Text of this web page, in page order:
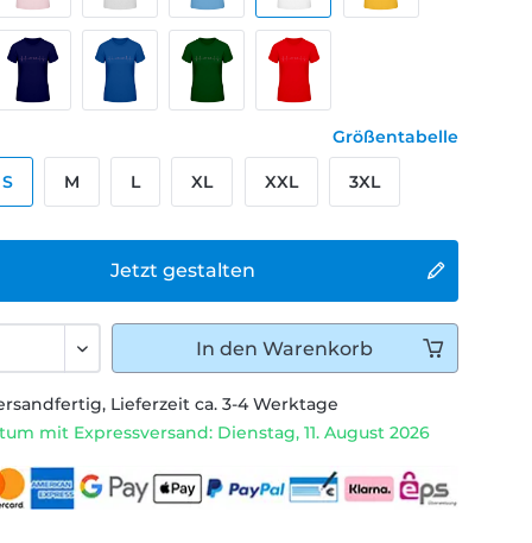
Lieferzeit ca. 3-4 Werktage
mit Expressversand: Dienstag, 11. August 2026
Jetzt gestalten
Größentabelle
S M L XL XXL 3XL
In den Warenkorb